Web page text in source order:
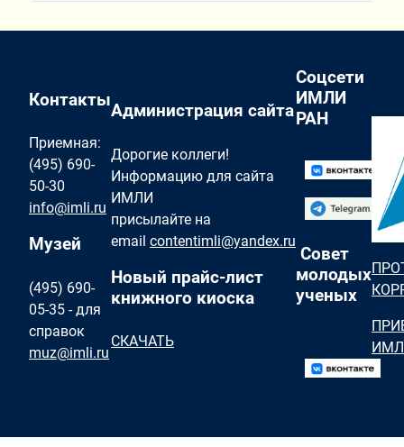
Контакты
Приемная:
(495) 690-
50-30
info@imli.ru
Музей
(495) 690-
05-35 - для
справок
muz@imli.ru
Администрация сайта
Дорогие коллеги!
Информацию для сайта
ИМЛИ
присылайте на
email contentimli@yandex.ru
Новый прайс-лист
книжного киоска
СКАЧАТЬ
Соцсети
ИМЛИ
РАН
Совет
молодых
ученых